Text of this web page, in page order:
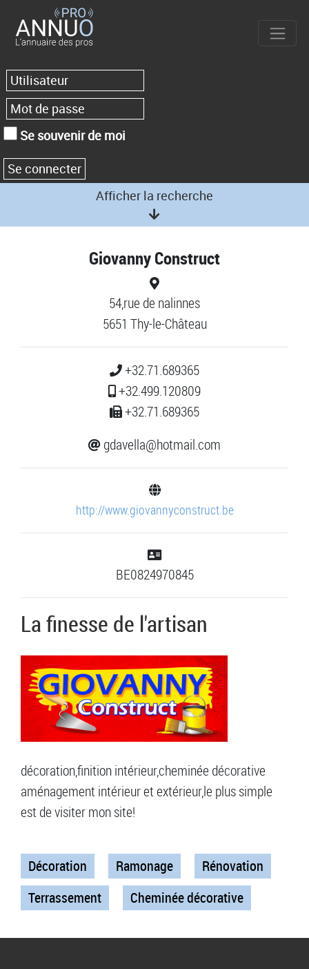
Se souvenir de moi
Afficher la recherche
Giovanny Construct
54,rue de nalinnes
5651 Thy-le-Château
+32.71.689365
+32.499.120809
+32.71.689365
gdavella@hotmail.com
http://www.giovannyconstruct.be
BE0824970845
La finesse de l'artisan
décoration,finition intérieur,cheminée décorative
aménagement intérieur et extérieur,le plus simple
est de visiter mon site!
Décoration Ramonage
Rénovation
Terrassement
Cheminée décorative